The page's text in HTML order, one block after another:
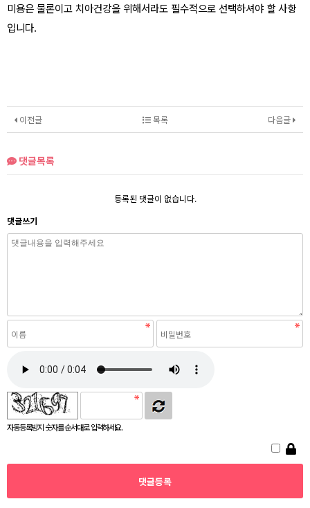
미용은 물론이고 치아건강을 위해서라도 필수적으로 선택하셔야 할 사항
입니다.
이전글 다음글
목록
댓글목록
등록된 댓글이 없습니다.
댓글쓰기
자동등록방지 숫자를 순서대로 입력하세요.